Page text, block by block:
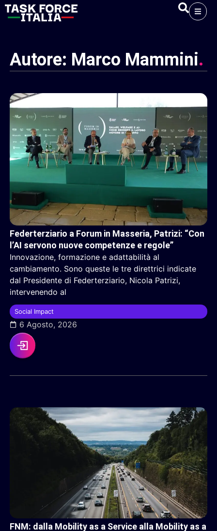
Autore: Marco Mammini.
Federterziario a Forum in Masseria, Patrizi: “Con
l’AI servono nuove competenze e regole”
Innovazione, formazione e adattabilità al
cambiamento. Sono queste le tre direttrici indicate
dal Presidente di Federterziario, Nicola Patrizi,
intervenendo al
Social Impact
6 Agosto, 2026
FNM: dalla Mobility as a Service alla Mobility as a